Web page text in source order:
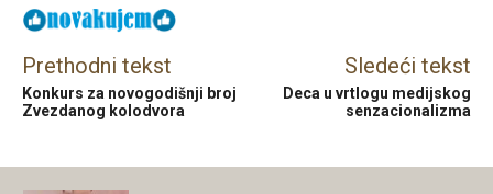
Prethodni tekst
Konkurs za novogodišnji broj
Zvezdanog kolodvora
Sledeći tekst
Deca u vrtlogu medijskog
senzacionalizma